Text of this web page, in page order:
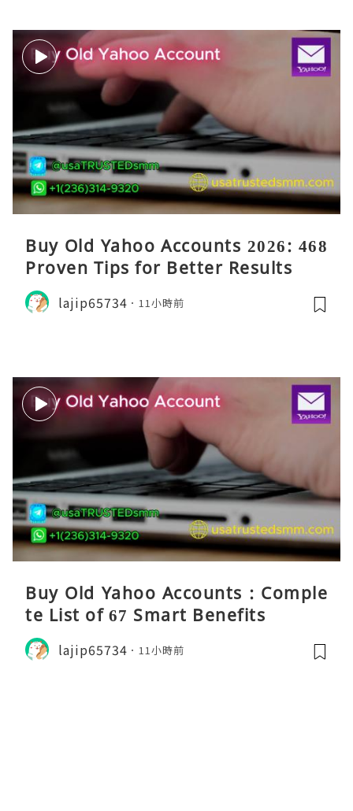
Buy Old Yahoo Accounts 2026: 468
Proven Tips for Better Results
lajip65734 11小時前
Buy Old Yahoo Accounts : Comple
te List of 67 Smart Benefits
lajip65734 11小時前